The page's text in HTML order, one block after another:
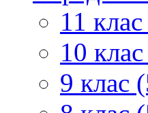
11
10
9 клас